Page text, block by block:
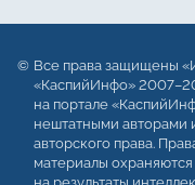
Все права защищены
«КаспийИнфо»
на портале
нештатными авторами
авторского права.
материалы охраняются